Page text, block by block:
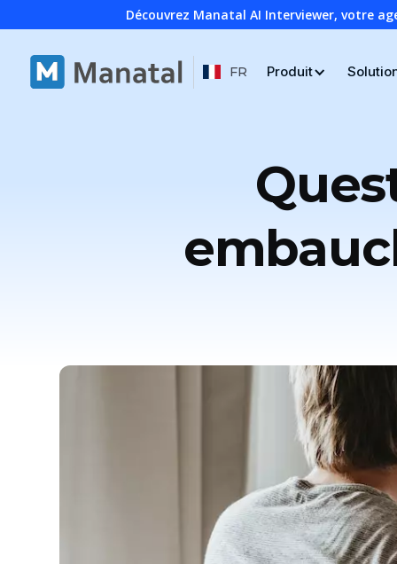
Découvrez Manatal AI Interviewer, votre
FR Produit